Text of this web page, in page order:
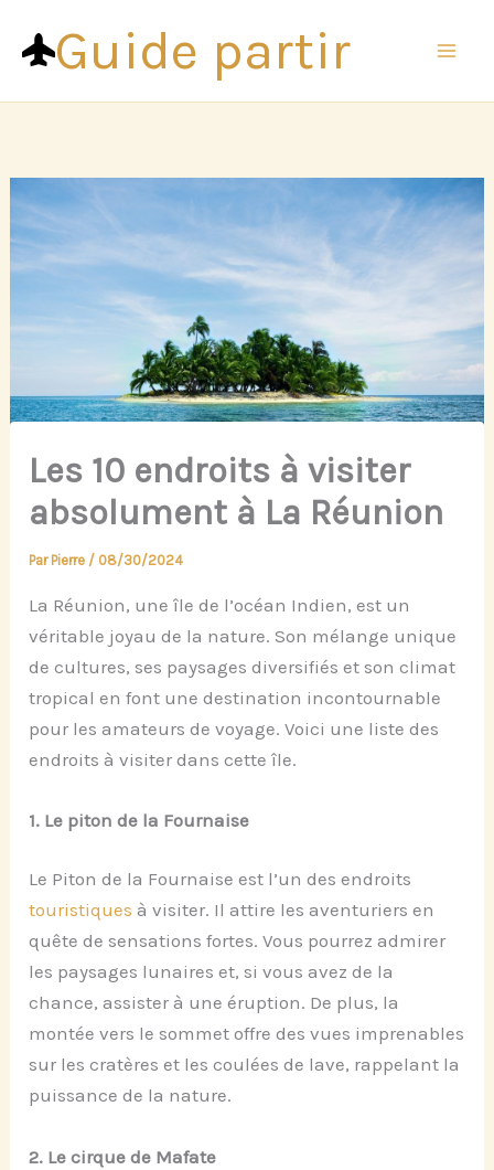
contenuGuide partir
Les 10 endroits à visiter
absolument à La Réunion
Par Pierre / 08/30/2024
La Réunion, une île de l’océan Indien, est un
véritable joyau de la nature. Son mélange unique
de cultures, ses paysages diversifiés et son climat
tropical en font une destination incontournable
pour les amateurs de voyage. Voici une liste des
endroits à visiter dans cette île.
1. Le piton de la Fournaise
Le Piton de la Fournaise est l’un des endroits
touristiques à visiter. Il attire les aventuriers en
quête de sensations fortes. Vous pourrez admirer
les paysages lunaires et, si vous avez de la
chance, assister à une éruption. De plus, la
montée vers le sommet offre des vues imprenables
sur les cratères et les coulées de lave, rappelant la
puissance de la nature.
2. Lecirque de Mafate